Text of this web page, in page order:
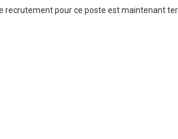
recrutement pour ce poste est maintenant